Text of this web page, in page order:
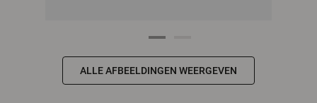
ALLE AFBEELDINGEN WEERGEVEN